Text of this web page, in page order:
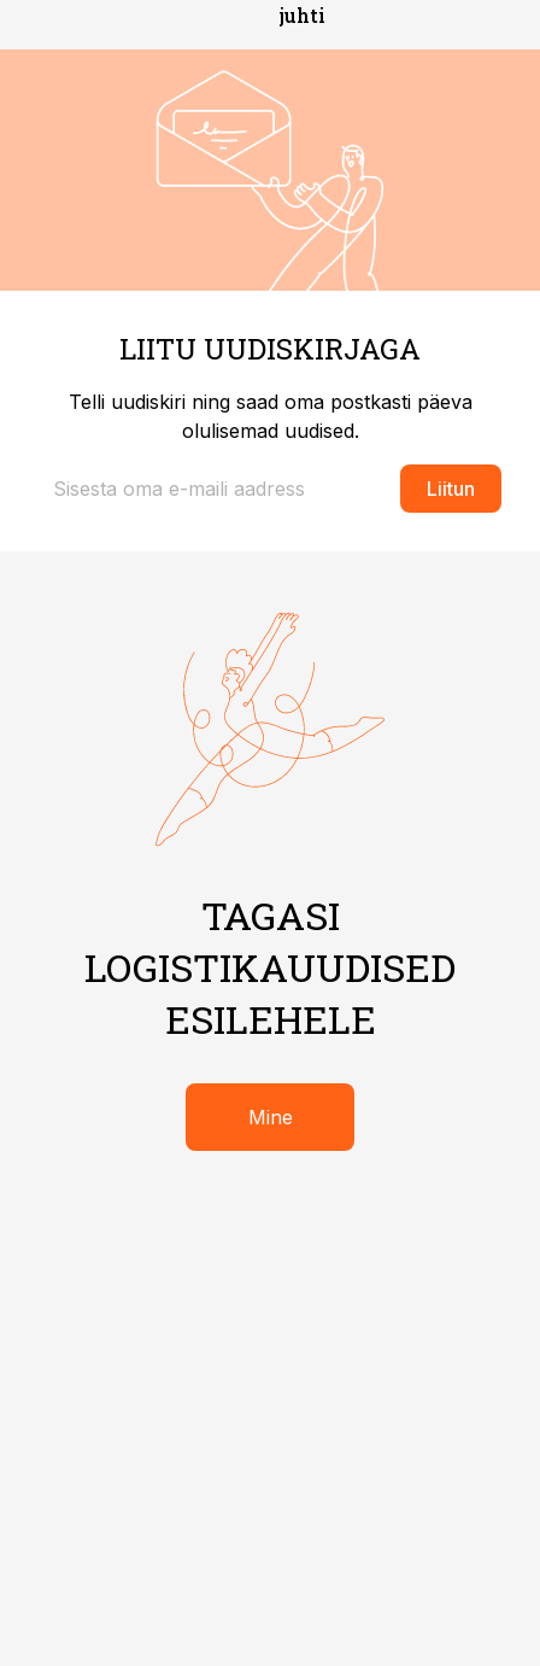
juhti
LIITU UUDISKIRJAGA
Telli uudiskiri ning saad oma postkasti päeva
olulisemad uudised.
Liitun
TAGASI
LOGISTIKAUUDISED
ESILEHELE
Mine